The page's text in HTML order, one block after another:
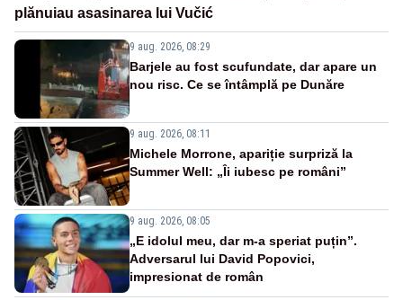
plănuiau asasinarea lui Vučić
9 aug. 2026, 08:29
Barjele au fost scufundate, dar apare un
nou risc. Ce se întâmplă pe Dunăre
9 aug. 2026, 08:11
Michele Morrone, apariție surpriză la
Summer Well: „Îi iubesc pe români”
9 aug. 2026, 08:05
„E idolul meu, dar m-a speriat puțin”.
Adversarul lui David Popovici,
impresionat de român